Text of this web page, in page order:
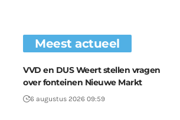
Meest actueel
VVD en DUS Weert stellen vragen
over fonteinen Nieuwe Markt
6 augustus 2026 09:59